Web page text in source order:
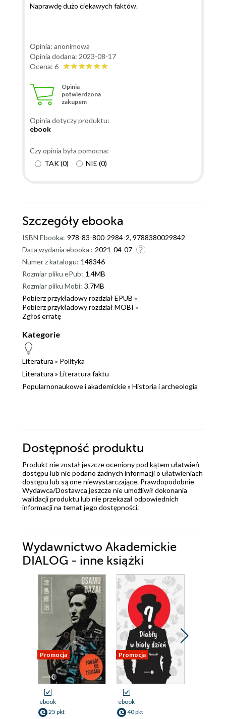
Naprawdę dużo ciekawych faktów.
Opinia: anonimowa
Opinia dodana: 2023-08-17
Ocena: 6
Opinia
potwierdzona
zakupem
Opinia dotyczy produktu:
ebook
Czy opinia była pomocna:
TAK(0) NIE (0)
Szczegóły ebooka
ISBN Ebooka: 978-83-800-2984-2, 9788380029842
Data wydania ebooka : 2021-04-07
Numer z katalogu: 148346
Rozmiar pliku ePub: 1.4MB
Rozmiar pliku Mobi: 3.7MB
Pobierz przykładowy rozdział EPUB »
Pobierz przykładowy rozdział MOBI »
Zgłoś erratę
Kategorie
Literatura » Polityka
Literatura » Literatura faktu
Popularnonaukowe i akademickie» Historia i archeologia
Dostępność produktu
Produkt nie został jeszcze oceniony pod kątem ułatwień
dostępu lub nie podano żadnych informacji o ułatwieniach
dostępu lub są one niewystarczające. Prawdopodobnie
Wydawca/Dostawca jeszcze nie umożliwił dokonania
walidacji produktu lub nie przekazał odpowiednich
informacji na temat jego dostępności.
Wydawnictwo Akademickie
DIALOG - inne książki
Promocja
ebook
25 pkt
Promocja
ebook
40 pkt